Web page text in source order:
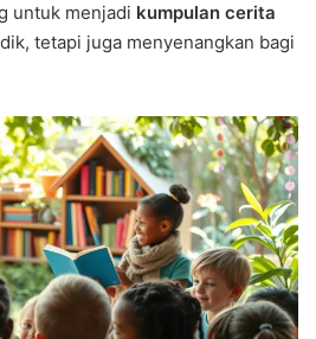
untuk menjadi kumpulan cerita
tetapi juga menyenangkan bagi